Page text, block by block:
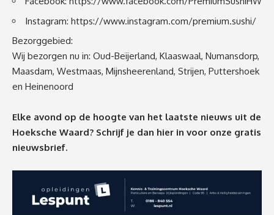
Instagram: https://www.instagram.com/premium.sushi/
Bezorggebied:
Wij bezorgen nu in: Oud-Beijerland, Klaaswaal, Numansdorp,
Maasdam, Westmaas, Mijnsheerenland, Strijen, Puttershoek
en Heinenoord
Elke avond op de hoogte van het laatste nieuws uit de
Hoeksche Waard? Schrijf je dan hier in voor onze gratis
nieuwsbrief.